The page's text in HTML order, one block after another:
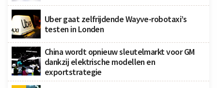
Uber gaat zelfrijdende Wayve-robotaxi’s
testen in Londen
China wordt opnieuw sleutelmarkt voor GM
dankzij elektrische modellen en
exportstrategie